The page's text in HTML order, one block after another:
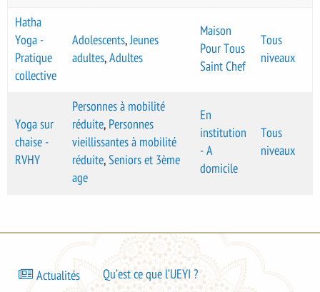
Hatha
Yoga -
Pratique
collective
Adolescents,Jeunes
adultes, Adultes
Maison
Pour Tous
Saint Chef
Tous
niveaux
Yoga sur
chaise -
RVHY
Personnes à mobilité
réduite, Personnes
vieillissantes à mobilité
réduite, Seniors et 3ème
age
En
institution
- A
domicile
Tous
niveaux
Bas Actualités Qu’est ce que l’UEYI ?